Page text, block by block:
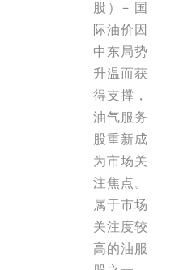
股）– 国
际油价因
中东局势
升温而获
得支撑，
油气服务
股重新成
为市场关
注焦点。
属于市场
关注度较
高的油服